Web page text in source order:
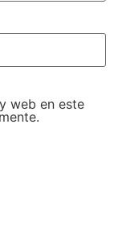
web en este